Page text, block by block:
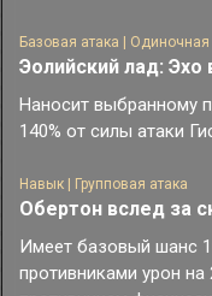
Базовая атака | Одиночная
Эолийский лад: Эхо
Наносит выбранному
140% от силы атаки
Навык | Групповая атака
Обертон вслед за
Имеет базовый шанс
противниками урон